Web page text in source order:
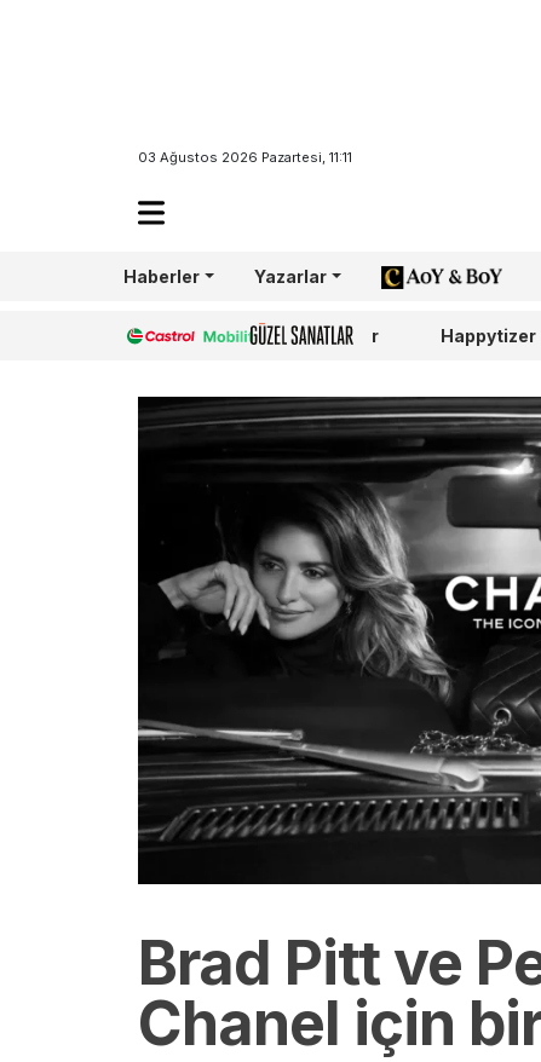
03 Ağustos 2026 Pazartesi, 11:11
Haberler Yazarlar AoY/BoY
Castrol Güzel Sanatlar Happytizer
Brad Pitt ve
Chanel için